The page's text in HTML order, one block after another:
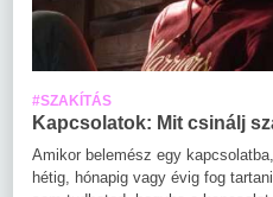
#SZAKÍTÁS
Kapcsolatok: Mit csinálj
Amikor belemész egy
hétig, hónapig vagy évig fog